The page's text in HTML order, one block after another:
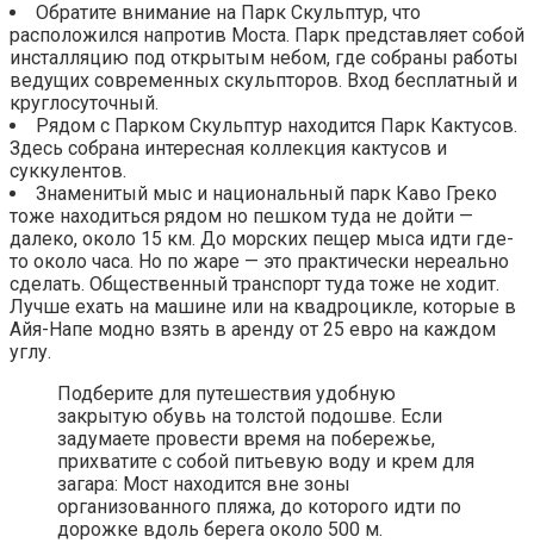
Обратите внимание на Парк Скульптур, что
расположился напротив Моста. Парк представляет собой
инсталляцию под открытым небом, где собраны работы
ведущих современных скульпторов. Вход бесплатный и
круглосуточный.
Рядом с Парком Скульптур находится Парк Кактусов.
Здесь собрана интересная коллекция кактусов и
суккулентов.
Знаменитый мыс и национальный парк Каво Греко
тоже находиться рядом но пешком туда не дойти —
далеко, около 15 км. До морских пещер мыса идти где-
то около часа. Но по жаре — это практически нереально
сделать. Общественный транспорт туда тоже не ходит.
Лучше ехать на машине или на квадроцикле, которые в
Айя-Напе модно взять в аренду от 25 евро на каждом
углу.
Подберите для путешествия удобную
закрытую обувь на толстой подошве. Если
задумаете провести время на побережье,
прихватите с собой питьевую воду и крем для
загара: Мост находится вне зоны
организованного пляжа, до которого идти по
дорожке вдоль берега около 500 м.